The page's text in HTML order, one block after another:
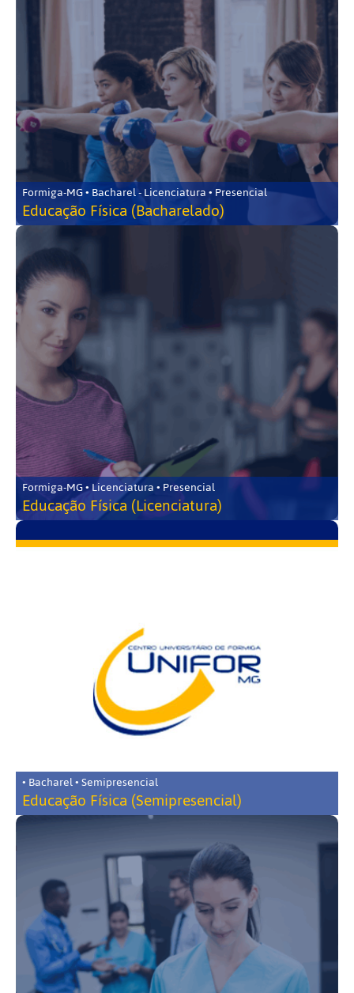
Formiga-MG • Bacharel - Licenciatura • Presencial
Educação Física (Bacharelado)
Formiga-MG • Licenciatura • Presencial
Educação Física (Licenciatura)
• Bacharel • Semipresencial
Educação Física (Semipresencial)